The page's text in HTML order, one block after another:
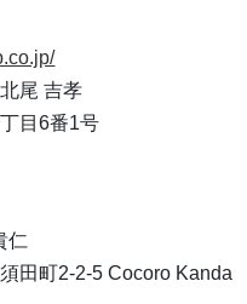
尾 吉孝
目6番1号
仁
田町2-2-5 Cocoro Kanda